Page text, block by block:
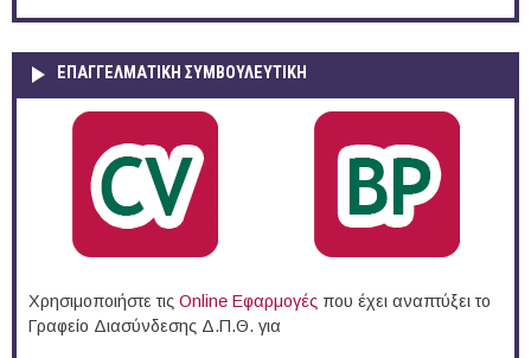
ΕΠΑΓΓΕΛΜΑΤΙΚΉ ΣΥΜΒΟΥΛΕΥΤΙΚΉ
Χρησιμοποιήστε τις Online Eφαρμογές που έχει αναπτύξει το
Γραφείο Διασύνδεσης Δ.Π.Θ. για